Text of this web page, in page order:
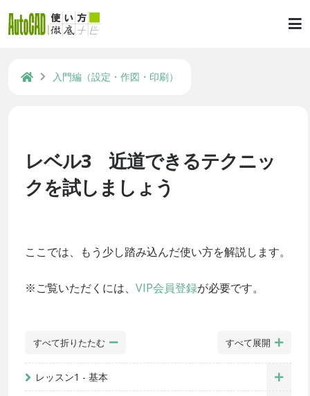
入門編（設定・作図・印刷）
レベル3 近道できるテクニッ
クを試しましょう
ここでは、もう少し踏み込んだ使い方を解説します。
※ご覧いただくには、 VIP会員登録が必要です。
すべて折りたたむ すべて展開
レッスン1 - 基本